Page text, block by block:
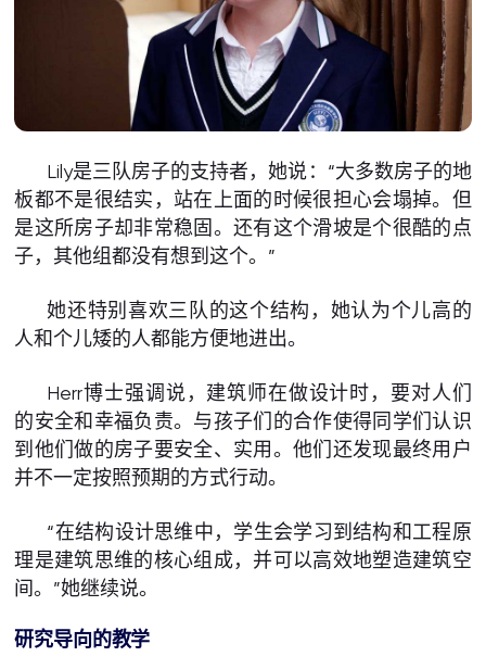
Lily是三队房子的支持者，她说：“大多数房子的地
板都不是很结实，站在上面的时候很担心会塌掉。但
是这所房子却非常稳固。还有这个滑坡是个很酷的点
子，其他组都没有想到这个。”
她还特别喜欢三队的这个结构，她认为个儿高的
人和个儿矮的人都能方便地进出。
Herr博士强调说，建筑师在做设计时，要对人们
的安全和幸福负责。与孩子们的合作使得同学们认识
到他们做的房子要安全、实用。他们还发现最终用户
并不一定按照预期的方式行动。
“在结构设计思维中，学生会学习到结构和工程原
理是建筑思维的核心组成，并可以高效地塑造建筑空
间。”她继续说。
研究导向的教学